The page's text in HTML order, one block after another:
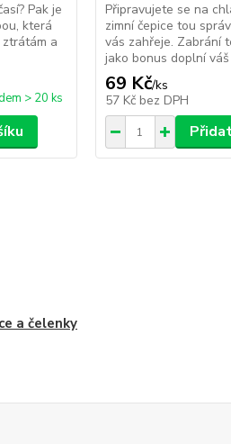
Pak je
která
a
> 20 ks
Připravujete se na
zimní čepice tou
vás zahřeje. Zabrání
jako bonus doplní
69 Kč/ks
57 Kč bez DPH
a čelenky